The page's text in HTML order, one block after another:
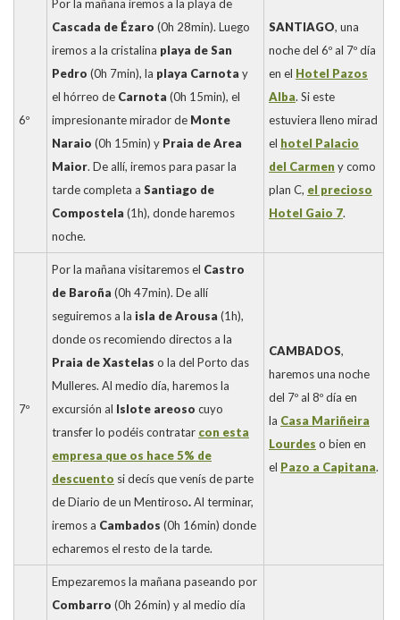
6º
Por la mañana iremos a la playa de
Cascada de Ézaro (0h 28min). Luego
iremos a la cristalina playa de San
Pedro (0h 7min), la playa Carnota y
el hórreo de Carnota (0h 15min), el
impresionante mirador de Monte
Naraio (0h 15min) y Praia de Area
Maior. De allí, iremos para pasar la
tarde completa a Santiago de
Compostela (1h), donde haremos
noche.
SANTIAGO, una
noche del 6º al 7º día
en el Hotel Pazos
Alba. Si este
estuviera lleno mirad
el hotel Palacio
del Carmen y como
plan C, el precioso
Hotel Gaio 7.
7º
Por la mañana visitaremos el Castro
de Baroña (0h 47min). De allí
seguiremos a la isla de Arousa (1h),
donde os recomiendo directos a la
Praia de Xastelas o la del Porto das
Mulleres. Al medio día, haremos la
excursión al Islote areoso cuyo
transfer lo podéis contratar con esta
empresa que os hace 5% de
descuento si decís que venís de parte
de Diario de un Mentiroso.Al terminar,
iremos a Cambados (0h 16min) donde
echaremos el resto de la tarde.
CAMBADOS,
haremos una noche
del 7º al 8º día en
la Casa Mariñeira
Lourdes o bien en
el Pazo a Capitana.
Empezaremos la mañana paseando por
Combarro (0h 26min) y al medio día